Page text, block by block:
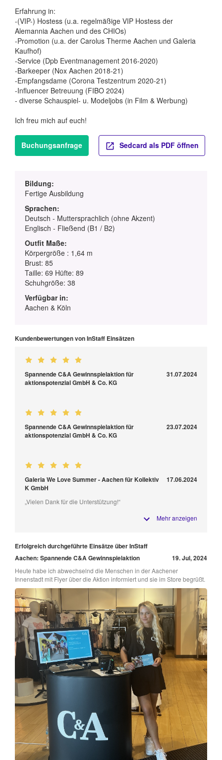
Erfahrung in:
-(VIP-) Hostess (u.a. regelmäßige VIP Hostess der
Alemannia Aachen und des CHIOs)
-Promotion (u.a. der Carolus Therme Aachen und Galeria
Kaufhof)
-Service (Dpb Eventmanagement 2016-2020)
-Barkeeper (Nox Aachen 2018-21)
-Empfangsdame (Corona Testzentrum 2020-21)
-Influencer Betreuung (FIBO 2024)
- diverse Schauspiel- u. Modeljobs (in Film & Werbung)
Ich freu mich auf euch!
Buchungsanfrage Sedcard als PDF öffnen
Bildung:
Fertige Ausbildung
Sprachen:
Deutsch - Muttersprachlich (ohne Akzent)
Englisch - Fließend (B1 / B2)
Outfit Maße:
Körpergröße : 1,64 m
Brust: 85
Taille: 69 Hüfte: 89
Schuhgröße: 38
Verfügbar in:
Aachen & Köln
Kundenbewertungen von InStaff Einsätzen
Spannende C&A Gewinnspielaktion für
aktionspotenzial GmbH & Co. KG
31.07.2024
Spannende C&A Gewinnspielaktion für
aktionspotenzial GmbH & Co. KG
23.07.2024
Galeria We Love Summer - Aachen für Kollektiv
K GmbH
17.06.2024
„Vielen Dank für die Unterstützung!“
Mehr anzeigen
Erfolgreich durchgeführte Einsätze über InStaff
Aachen: Spannende C&A Gewinnspielaktion
19. Jul, 2024
Heute habe ich abwechselnd die Menschen in der Aachener
Innenstadt mit Flyer über die Aktion informiert und sie im Store begrüßt.